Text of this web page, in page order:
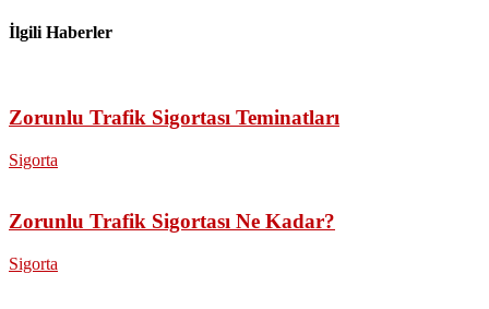
İlgili Haberler
Zorunlu Trafik Sigortası Teminatları
Sigorta
Zorunlu Trafik Sigortası Ne Kadar?
Sigorta